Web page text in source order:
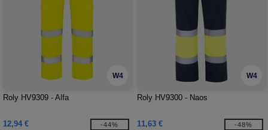
W4
Roly HV9309 - Alfa
12,94 € -44%
W4
Roly HV9300 - Naos
11,63 € -48%